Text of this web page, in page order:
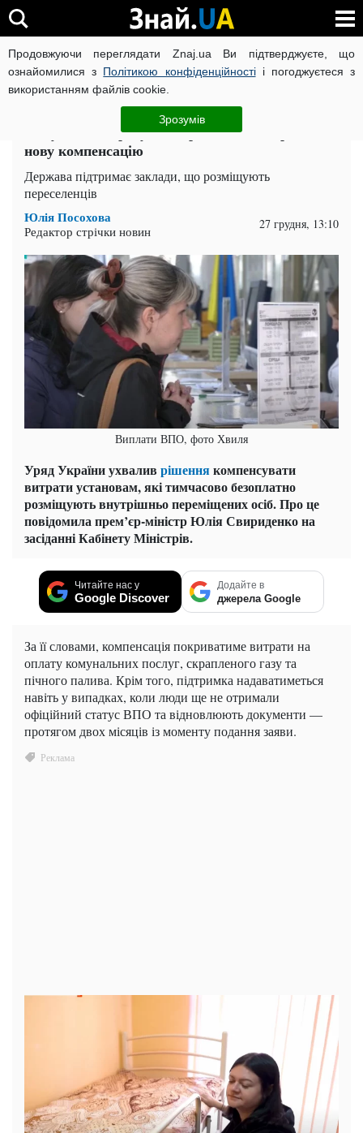
Продовжуючи переглядати Znaj.ua Ви підтверджуєте, що
ознайомилися з Політикою конфіденційностіі погоджуєтеся з
використанням файлів cookie.
Зрозумів
ВІЙНА РОСІЇ ПРОТИ УКРАЇНИ КОРОНАВІРУС В УКРАЇНІ
Суспільство ЧИТАТЬ НА РУССКОМ
Комуналка за рахунок держави: хто отримає
нову компенсацію
Держава підтримає заклади, що розміщують
переселенців
Юлія Посохова
Редактор стрічки новин 27 грудня, 13:10
Виплати ВПО, фото Хвиля
Уряд України ухвалив рішеннякомпенсувати
витрати установам, які тимчасово безоплатно
розміщують внутрішньо переміщених осіб. Про це
повідомила прем’єр-міністр Юлія Свириденко на
засіданні Кабінету Міністрів.
Читайте нас у
Google Discover
Додайте в
джерела Google
За її словами, компенсація покриватиме витрати на
оплату комунальних послуг, скрапленого газу та
пічного палива. Крім того, підтримка надаватиметься
навіть у випадках, коли люди ще не отримали
офіційний статус ВПО та відновлюють документи —
протягом двох місяців із моменту подання заяви.